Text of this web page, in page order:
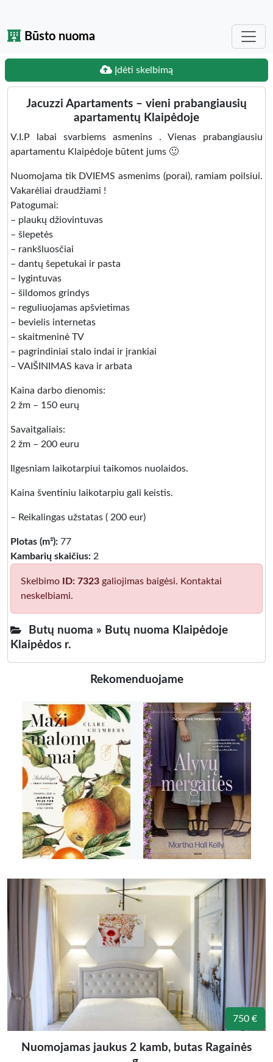
Būsto nuoma
Įdėti skelbimą
Jacuzzi Apartaments – vieni prabangiausių
apartamentų Klaipėdoje
V.I.P labai svarbiems asmenins . Vienas prabangiausiu
apartamentu Klaipėdoje būtent jums 🙂
Nuomojama tik DVIEMS asmenims (porai), ramiam poilsiui.
Vakarėliai draudžiami !
Patogumai:
– plaukų džiovintuvas
– šlepetės
– rankšluosčiai
– dantų šepetukai ir pasta
– lygintuvas
– šildomos grindys
– reguliuojamas apšvietimas
– bevielis internetas
– skaitmeninė TV
– pagrindiniai stalo indai ir įrankiai
– VAIŠINIMAS kava ir arbata
Kaina darbo dienomis:
2 žm – 150 eurų
Savaitgaliais:
2 žm – 200 euru
Ilgesniam laikotarpiui taikomos nuolaidos.
Kaina šventiniu laikotarpiu gali keistis.
– Reikalingas užstatas ( 200 eur)
Plotas (m²): 77
Kambarių skaičius: 2
Skelbimo ID: 7323 galiojimas baigėsi. Kontaktai
neskelbiami.
Butų nuoma » Butų nuoma Klaipėdoje
Klaipėdos r.
Rekomenduojame
750 €
Nuomojamas jaukus 2 kamb, butas Ragainės